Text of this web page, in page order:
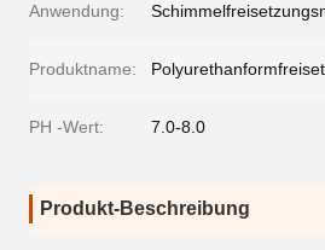
Anwendung:
Produktname:
PH -Wert: 7.0-8.0
Produkt-Beschreibung